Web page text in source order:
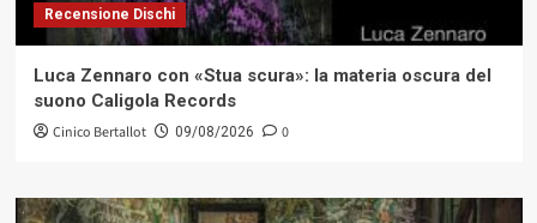
Recensione Dischi
Luca Zennaro con «Stua scura»: la materia oscura del
suono Caligola Records
Cinico Bertallot 09/08/2026 0